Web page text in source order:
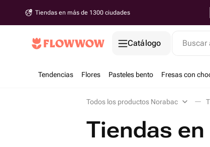
Tiendas en más de 1300 ciudades
Catálogo Buscar
Tendencias Flores Pasteles bento Fresas con
Todos los productos Norabac
Tiendas